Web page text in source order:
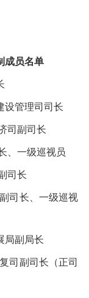
成员名单
设管理司司长
司副司长
、一级巡视员
司长
司长、一级巡视
局副局长
司副司长（正司